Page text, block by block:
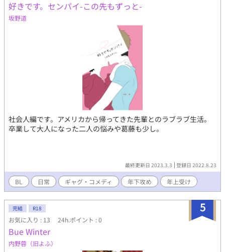
好きです。センパイ-この先もずっと-
坂野道
社会人編です。アメリカから帰ってきた先輩とのラブラブ生活。
卒業して大人になった二人の悩みや葛藤も少し。
最終更新日 2023.3.3 登録日 2022.8.23
BL 日常 ギャグ・コメディ 年下攻め 年上受け
5
完結 R18
お気に入り : 13 24h.ポイント : 0
Bue Winter
内野蓉（旧よふ）